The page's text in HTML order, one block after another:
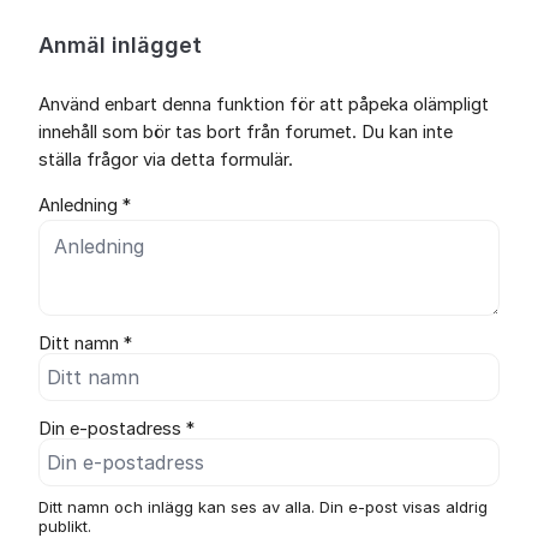
Anmäl inlägget
Använd enbart denna funktion för att påpeka olämpligt
innehåll som bör tas bort från forumet. Du kan inte
ställa frågor via detta formulär.
Anledning *
Ditt namn *
Din e-postadress *
Ditt namn och inlägg kan ses av alla. Din e-post visas aldrig
publikt.